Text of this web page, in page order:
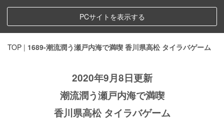
PCサイトを表示する
TOP | 1689-潮流潤う瀬戸内海で満喫 香川県高松 タイラバゲーム
2020年9月8日更新
潮流潤う瀬戸内海で満喫
香川県高松 タイラバゲーム